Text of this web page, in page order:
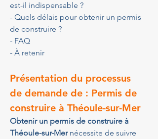
est-il indispensable ?
- Quels délais pour obtenir un permis
de construire ?
- FAQ
- À retenir
Présentation du processus
de demande de : Permis de
construire à Théoule-sur-Mer
Obtenir un permis de construire à
Théoule-sur-Mer nécessite de suivre